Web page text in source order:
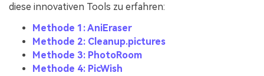
diese innovativen Tools zu erfahren:
Methode 1: AniEraser
Methode 2: Cleanup.pictures
Methode 3: PhotoRoom
Methode 4: PicWish